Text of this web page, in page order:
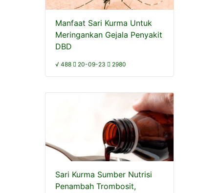
Manfaat Sari Kurma Untuk
Meringankan Gejala Penyakit
DBD
√ 488 20-09-23 2980
Sari Kurma Sumber Nutrisi
Penambah Trombosit,